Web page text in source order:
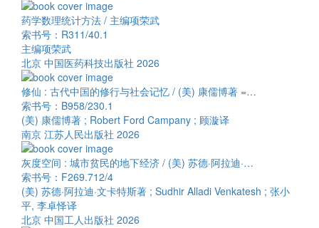
药学数理统计方法 / 主编项荣武
索书号：R311/40.1
主编项荣武
北京 中国医药科技出版社 2026
修仙 : 古代中国的修行与社会记忆 / (美) 康儒博著 =…
索书号：B958/230.1
(美) 康儒博著 ; Robert Ford Campany ; 顾漩译
南京 江苏人民出版社 2026
灰度空间 : 城市贫民的地下经济 / (美) 苏德·阿拉迪·…
索书号：F269.712/4
(美) 苏德·阿拉迪·文卡特斯著 ; Sudhir Alladi Venkatesh ; 张小
平, 李卓怿译
北京 中国工人出版社 2026